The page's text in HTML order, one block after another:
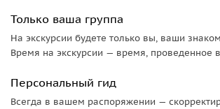
Только ваша группа
На экскурсии будете только вы, ваши
Время на экскурсии — время, проведенное
Персональный гид
Всегда в вашем распоряжении —